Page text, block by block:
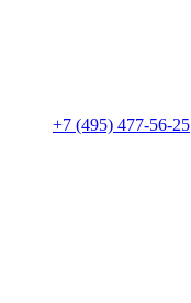
+7 (495) 477-56-25